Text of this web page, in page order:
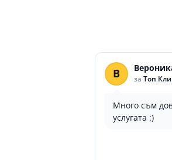
В за Топ
Много съм
услугата :)